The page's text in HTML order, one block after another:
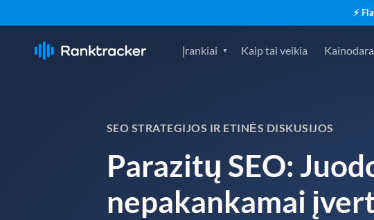
⚡
Įrankiai Kaip tai veikia Kainodara
SEO STRATEGIJOS IR ETINĖS DISKUSIJOS
Parazitų SEO:
nepakankamai